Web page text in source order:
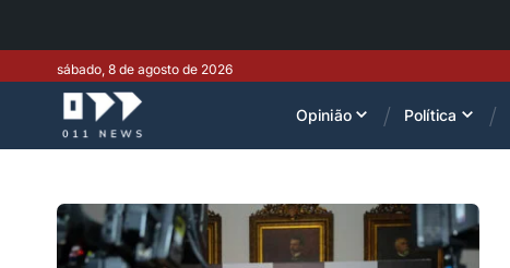
sábado, 8 de agosto de 2026
Opinião Política